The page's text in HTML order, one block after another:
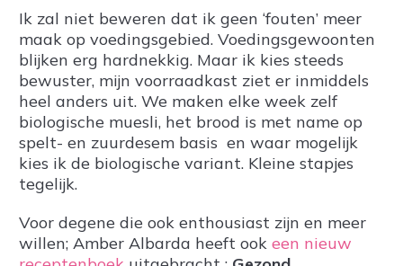
Ik zal niet beweren dat ik geen ‘fouten’ meer
maak op voedingsgebied. Voedingsgewoonten
blijken erg hardnekkig. Maar ik kies steeds
bewuster, mijn voorraadkast ziet er inmiddels
heel anders uit. We maken elke week zelf
biologische muesli, het brood is met name op
spelt- en zuurdesem basis en waar mogelijk
kies ik de biologische variant. Kleine stapjes
tegelijk.
Voor degene die ook enthousiast zijn en meer
willen; Amber Albarda heeft ook een nieuw